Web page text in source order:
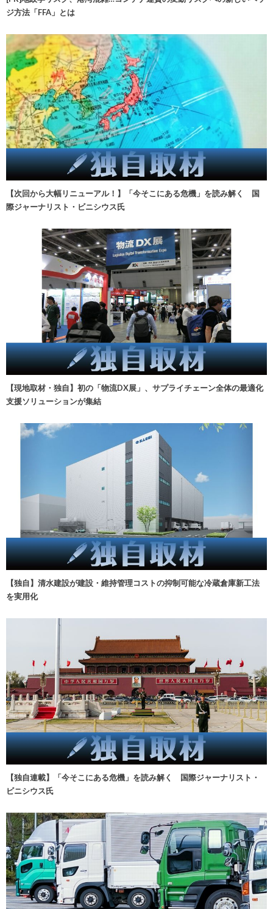
ジ方法「FFA」とは
【次回から大幅リニューアル！】「今そこにある危機」を読み解く 国
際ジャーナリスト・ビニシウス氏
【現地取材・独自】初の「物流DX展」、サプライチェーン全体の最適化
支援ソリューションが集結
【独自】清水建設が建設・維持管理コストの抑制可能な冷蔵倉庫新工法
を実用化
【独自連載】「今そこにある危機」を読み解く 国際ジャーナリスト・
ビニシウス氏